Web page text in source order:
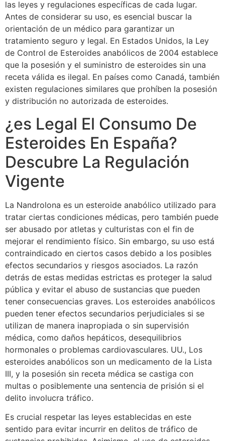
las leyes y regulaciones específicas de cada lugar.
Antes de considerar su uso, es esencial buscar la
orientación de un médico para garantizar un
tratamiento seguro y legal. En Estados Unidos, la Ley
de Control de Esteroides anabólicos de 2004 establece
que la posesión y el suministro de esteroides sin una
receta válida es ilegal. En países como Canadá, también
existen regulaciones similares que prohíben la posesión
y distribución no autorizada de esteroides.
¿es Legal El Consumo De
Esteroides En España?
Descubre La Regulación
Vigente
La Nandrolona es un esteroide anabólico utilizado para
tratar ciertas condiciones médicas, pero también puede
ser abusado por atletas y culturistas con el fin de
mejorar el rendimiento físico. Sin embargo, su uso está
contraindicado en ciertos casos debido a los posibles
efectos secundarios y riesgos asociados. La razón
detrás de estas medidas estrictas es proteger la salud
pública y evitar el abuso de sustancias que pueden
tener consecuencias graves. Los esteroides anabólicos
pueden tener efectos secundarios perjudiciales si se
utilizan de manera inapropiada o sin supervisión
médica, como daños hepáticos, desequilibrios
hormonales o problemas cardiovasculares. UU., Los
esteroides anabólicos son un medicamento de la Lista
III, y la posesión sin receta médica se castiga con
multas o posiblemente una sentencia de prisión si el
delito involucra tráfico.
Es crucial respetar las leyes establecidas en este
sentido para evitar incurrir en delitos de tráfico de